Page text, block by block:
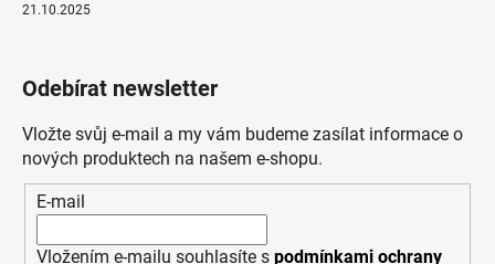
21.10.2025
Odebírat newsletter
Vložte svůj e-mail a my vám budeme zasílat informace o
nových produktech na našem e-shopu.
E-mail
Vložením e-mailu souhlasíte s podmínkami ochrany